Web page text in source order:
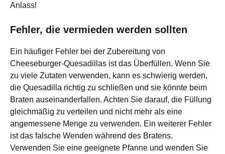
Anlass!
Fehler, die vermieden werden sollten
Ein häufiger Fehler bei der Zubereitung von
Cheeseburger-Quesadillas ist das Überfüllen. Wenn Sie
zu viele Zutaten verwenden, kann es schwierig werden,
die Quesadilla richtig zu schließen und sie könnte beim
Braten auseinanderfallen. Achten Sie darauf, die Füllung
gleichmäßig zu verteilen und nicht mehr als eine
angemessene Menge zu verwenden. Ein weiterer Fehler
ist das falsche Wenden während des Bratens.
Verwenden Sie eine geeignete Pfanne und wenden Sie